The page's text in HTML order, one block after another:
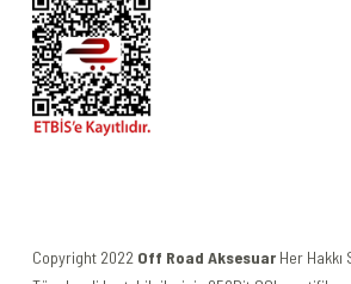
Copyright 2022 Off Road Aksesuar Her Hakkı